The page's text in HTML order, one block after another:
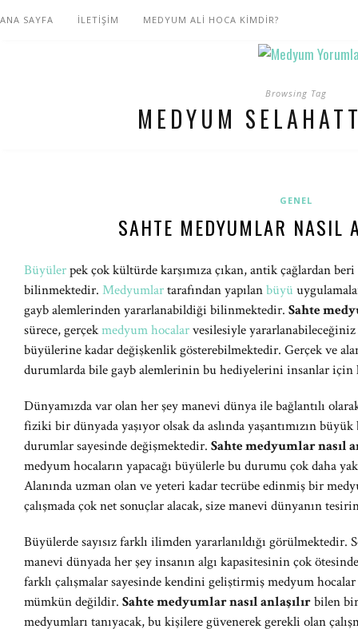
ANA SAYFA İLETİŞİM MEDYUM ALİ HOCA KİMDİR?
Browsing Tag
MEDYUM
GENEL
SAHTE MEDYUMLAR NASIL
Büyülerpek çok kültürde karşımıza çıkan, antik çağlardan
bilinmektedir. Medyumlartarafından yapılanbüyü
gayb alemlerinden yararlanabildiği bilinmektedir. Sahte
sürece, gerçekmedyum hocalarvesilesiyle
büyülerine kadar değişkenlik gösterebilmektedir. Gerçek ve
durumlarda bile gayb alemlerinin bu hediyelerini insanlar
Dünyamızda var olan her şey manevi dünya ile bağlantılı
fiziki bir dünyada yaşıyor olsak da aslında yaşantımızın
durumlar sayesinde değişmektedir. Sahte medyumlar nasıl
medyum hocaların yapacağı büyülerle bu durumu çok daha
Alanında uzman olan ve yeteri kadar tecrübe edinmiş bir
çalışmada çok net sonuçlar alacak, size manevi dünyanın
Büyülerde sayısız farklı ilimden yararlanıldığı
manevi dünyada her şey insanın algı kapasitesinin çok
farklı çalışmalar sayesinde kendini geliştirmiş medyum
mümkün değildir. Sahte medyumlar nasıl anlaşılırbilen
medyumları tanıyacak, bu kişilere güvenerek gerekli olan